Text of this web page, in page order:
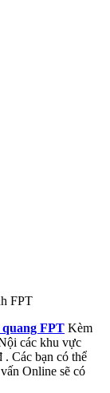
FPT
FPT Kèm
các khu vực
. Các bạn có thể
Online sẽ có